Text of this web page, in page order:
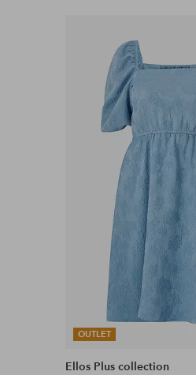
OUTLET
Ellos Plus collection